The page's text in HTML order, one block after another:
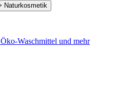
Öko-Waschmittel und mehr